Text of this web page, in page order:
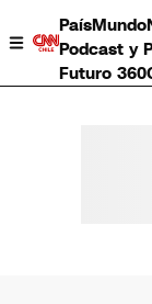
PaísMundo
Podcast y
Futuro 360